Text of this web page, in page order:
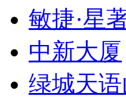
敏捷·星
中新大厦
绿城天